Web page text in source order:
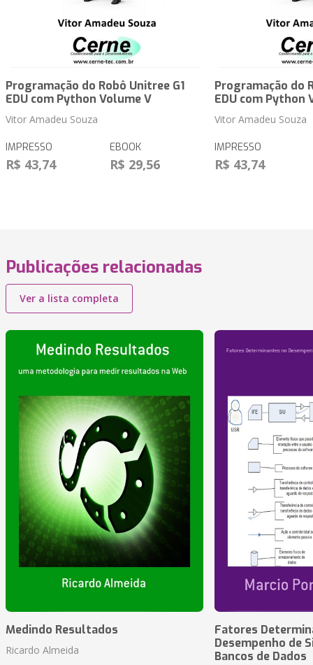
Programação do Robô Unitree G1
EDU com Python Volume V
Vitor Amadeu Souza
IMPRESSO
R$ 43,74
EBOOK
R$ 29,56
Programação do
EDU com Python
Vitor Amadeu Souza
IMPRESSO
R$ 43,74
Publicações relacionadas
Ver a lista completa
Medindo Resultados
Ricardo Almeida
Fatores
Desempenho de
Bancos de Dados